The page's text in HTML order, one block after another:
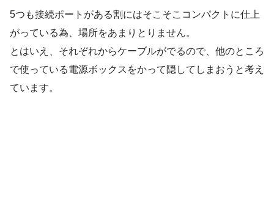
5つも接続ポートがある割にはそこそこコンパクトに仕上
がっている為、場所をあまりとりません。
とはいえ、それぞれからケーブルがでるので、他のところ
で使っている電源ボックスをかって隠してしまおうと考え
ています。